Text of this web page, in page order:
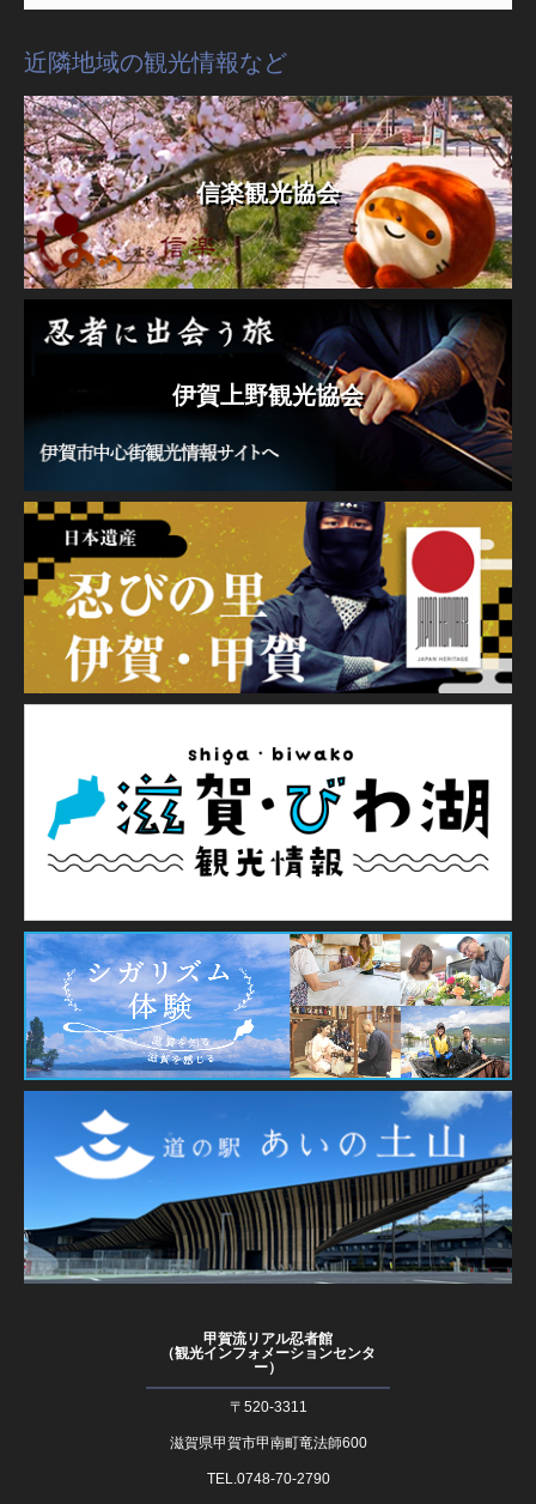
近隣地域の観光情報など
信楽観光協会
伊賀上野観光協会
甲賀流リアル忍者館
（観光インフォメーションセンタ
ー）
〒520-3311
滋賀県甲賀市甲南町竜法師600
TEL.0748-70-2790